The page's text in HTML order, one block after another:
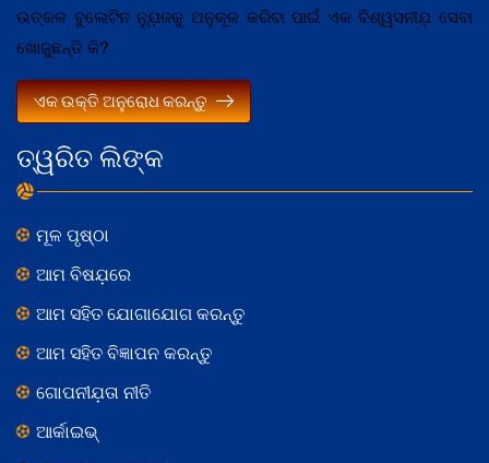
ତ୍ୱରିତ ଲିଙ୍କ
ମୂଳ ପୃଷ୍ଠା
ଆମ ବିଷଯ଼ରେ
ଆମ ସହିତ ଯୋଗାଯୋଗ କରନ୍ତୁ
ଆମ ସହିତ ବିଜ୍ଞାପନ କରନ୍ତୁ
ଗୋପନୀଯ଼ତା ନୀତି
ଆର୍କାଇଭ୍
ଉତ୍କଳ ବୁଲେଟିନ ନ୍ଯ଼ୁଜକୁ ଅନୁକୂଳ କରିବା ପାଇଁ ଏକ ବିଶ୍ୱସନୀଯ଼ ସେବା
ଖୋଜୁଛନ୍ତି କି?
ଏକ ଉକ୍ତି ଅନୁରୋଧ କରନ୍ତୁ